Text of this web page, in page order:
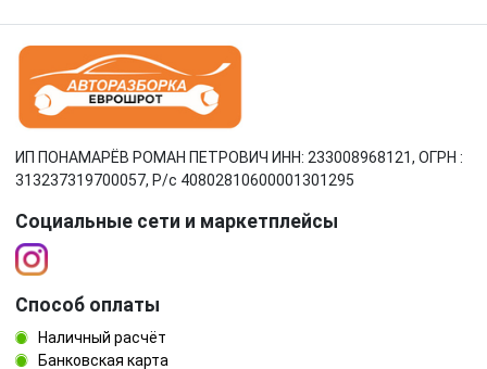
ИП ПОНАМАРЁВ РОМАН ПЕТРОВИЧ ИНН: 233008968121, ОГРН :
313237319700057, Р/c 40802810600001301295
Социальные сети и маркетплейсы
Способ оплаты
Наличный расчёт
Банковская карта